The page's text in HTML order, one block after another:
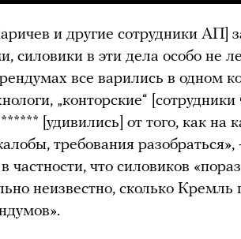
и другие сотрудники АП]
силовики в эти дела особо не
все варились в одном
„конторские“
[удивились] от того, как на
требования
частности, что силовиков
неизвестно, сколько Кремль